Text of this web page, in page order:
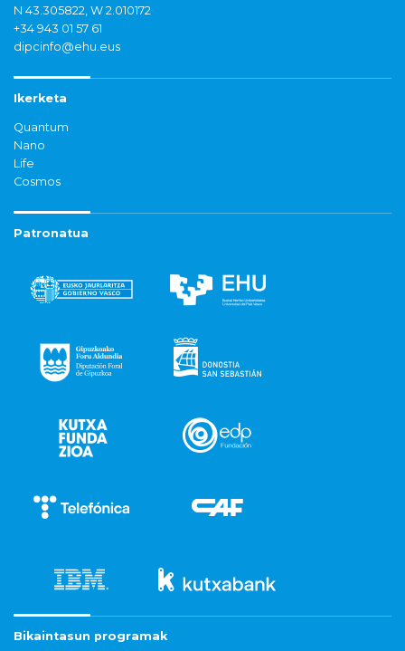
N 43.305822, W 2.010172
+34 943 01 57 61
dipcinfo@ehu.eus
Ikerketa
Quantum
Nano
Life
Cosmos
Patronatua
Bikaintasun programak